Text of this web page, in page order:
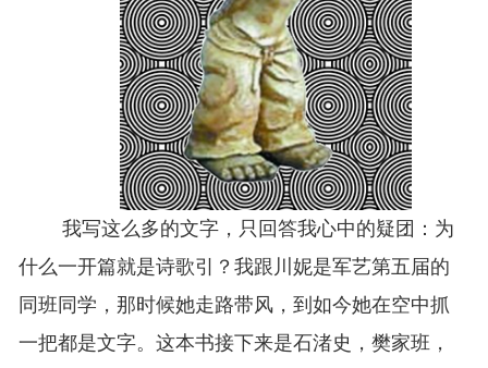
我写这么多的文字，只回答我心中的疑团：为
什么一开篇就是诗歌引？我跟川妮是军艺第五届的
同班同学，那时候她走路带风，到如今她在空中抓
一把都是文字。这本书接下来是石渚史，樊家班，